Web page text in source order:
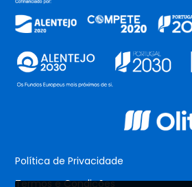
Política de Privacidade
Termos e Condições